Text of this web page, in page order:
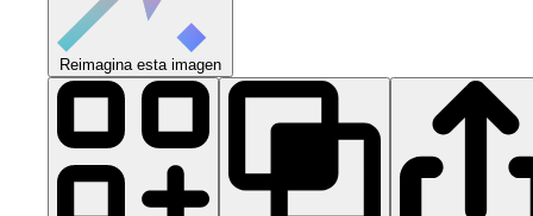
Reimagina esta imagen